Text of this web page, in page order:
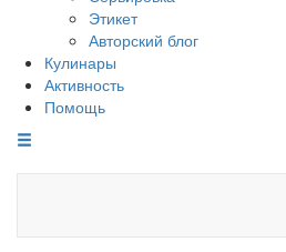
Этикет
Авторский блог
Кулинары
Активность
Помощь